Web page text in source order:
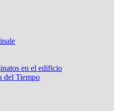
en el edificio
del Tiempo